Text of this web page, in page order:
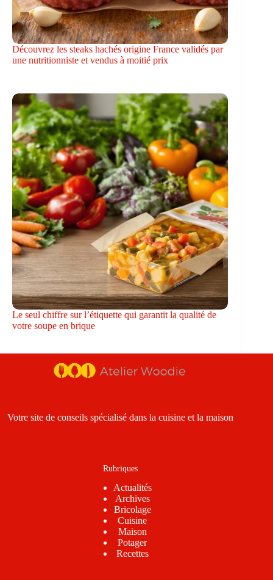
Découvrez les steaks hachés origine France validés par
une nutritionniste et vendus à moitié prix
Le seul chiffre sur l’étiquette qui garantit la qualité de
votre soupe en brique
Votre site de conseils spécialisé dans la cuisine et la maison
Rubriques
Actualités
Archives
Bricolage
Cuisine
Maison
Potager
Recettes